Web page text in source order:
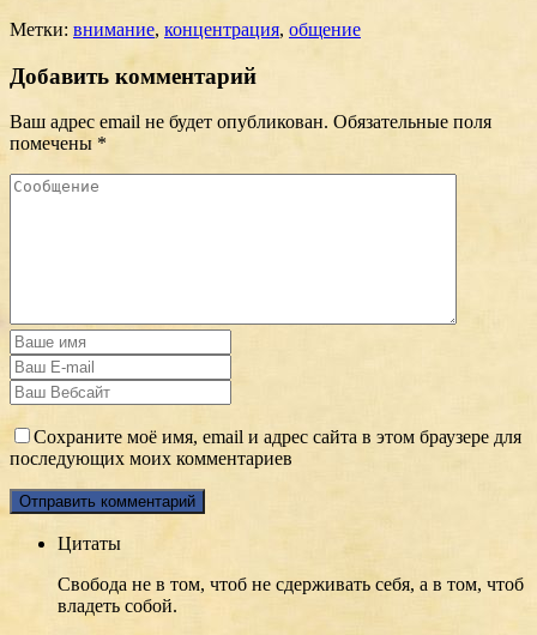
Метки: внимание, концентрация, общение
Добавить комментарий
Ваш адрес email не будет опубликован. Обязательные поля
помечены *
Сохраните моё имя, email и адрес сайта в этом браузере для
последующих моих комментариев
Цитаты
Свобода не в том, чтоб не сдерживать себя, а в том, чтоб
владеть собой.